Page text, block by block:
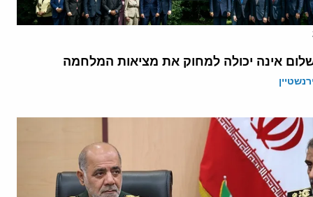
אינה יכולה למחוק את מציאות המלחמה